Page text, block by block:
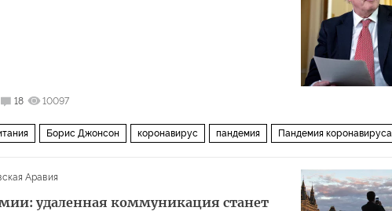
18 10097
Борис Джонсон коронавирус пандемия Пандемия коронавируса
Аравия
удаленная коммуникация станет